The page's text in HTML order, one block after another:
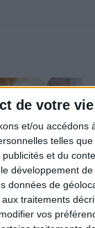
de votre
et/ou accédons
telles
et du
développement de
données de
traitements
vos
: ma méthode